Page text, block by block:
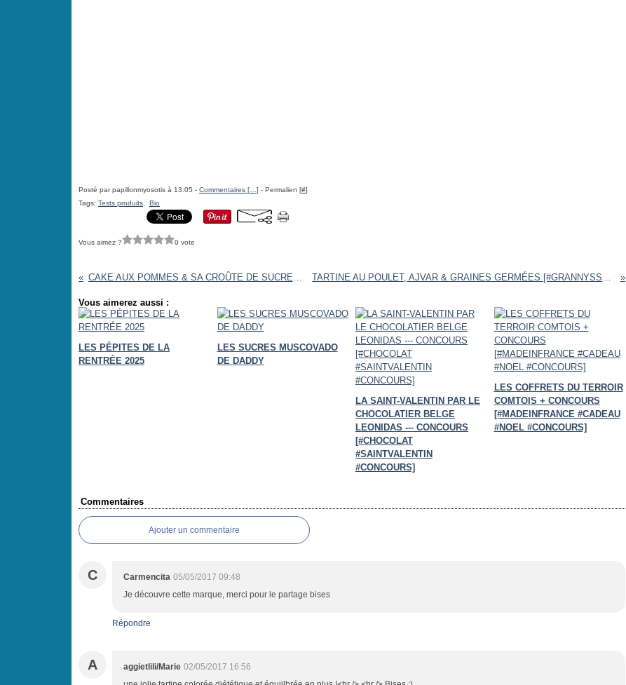
Posté par papillonmyosotis à 13:05 - Commentaires [ ] - Permalien [#]
Tags: Tests produits Bio
Vous aimez ? 0 vote
CAKE AUX POMMES & SA CROÛTE DE SUCRE [#CAKE #DESSERT] TARTINE AU POULET, AJVAR & GRAINES GERMÉES [#GRANNYSSECRET #TARTINE #VITALFA]
Vous aimerez aussi :
LES PÉPITES DE LA
RENTRÉE 2025
LES SUCRES MUSCOVADO
DE DADDY
LA SAINT-VALENTIN PAR LE
CHOCOLATIER BELGE
LEONIDAS --- CONCOURS
[#CHOCOLAT
#SAINTVALENTIN
#CONCOURS]
LES COFFRETS DU TERROIR
COMTOIS + CONCOURS
[#MADEINFRANCE #CADEAU
#NOEL #CONCOURS]
Commentaires
Ajouter un commentaire
C Carmencita 05/05/2017 09:48
Je découvre cette marque, merci pour le partage bises
Répondre
A aggietlili/Marie 02/05/2017 16:56